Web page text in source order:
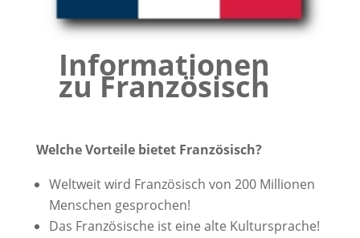
Informationen
zu Französisch
Welche Vorteile bietet Französisch?
Weltweit wird Französisch von 200 Millionen
Menschen gesprochen!
Das Französische ist eine alte Kultursprache!